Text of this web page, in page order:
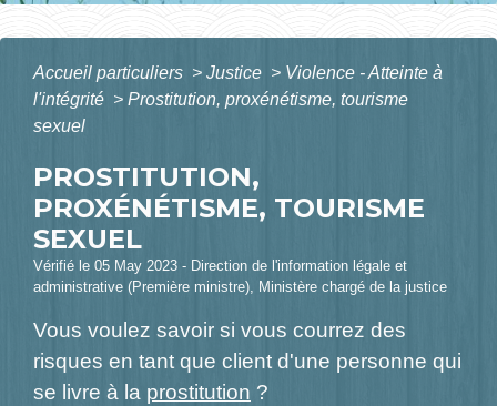
Accueil particuliers > Justice > Violence - Atteinte à
l'intégrité > Prostitution, proxénétisme, tourisme
sexuel
PROSTITUTION,
PROXÉNÉTISME, TOURISME
SEXUEL
Vérifié le 05 May 2023 - Direction de l'information légale et
administrative (Première ministre), Ministère chargé de la justice
Vous voulez savoir si vous courrez des
risques en tant que client d'une personne qui
se livre à la prostitution ?